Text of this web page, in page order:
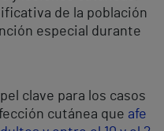
de la población
especial durante
clave para los casos
cutánea que afe